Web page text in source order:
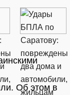
Об этом в